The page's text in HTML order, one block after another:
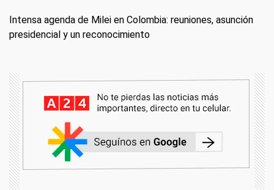
Intensa agenda de Milei en Colombia: reuniones, asunción
presidencial y un reconocimiento